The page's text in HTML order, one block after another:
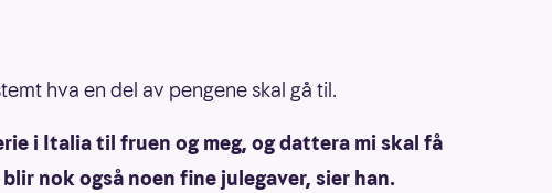
hva en del av pengene skal gå til.
i Italia til fruen og meg, og dattera mi skal få
nok også noen fine julegaver, sier han.